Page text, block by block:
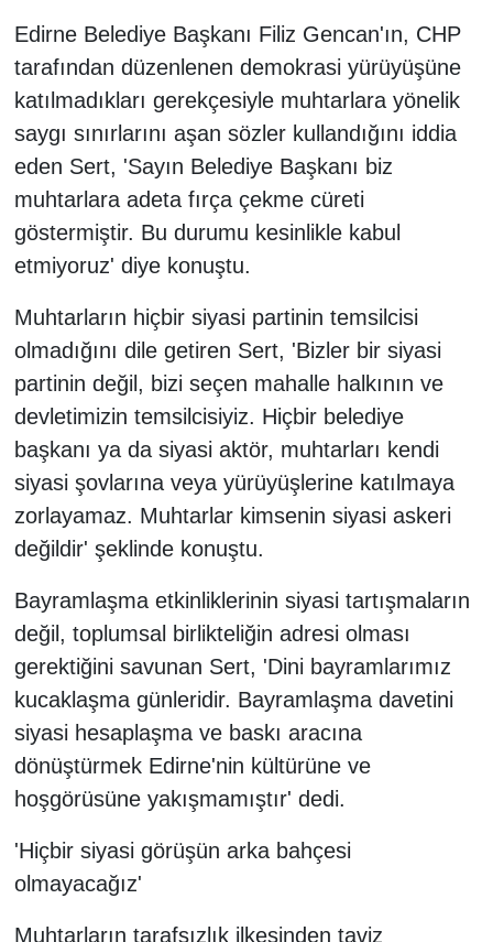
Edirne Belediye Başkanı Filiz Gencan'ın, CHP
tarafından düzenlenen demokrasi yürüyüşüne
katılmadıkları gerekçesiyle muhtarlara yönelik
saygı sınırlarını aşan sözler kullandığını iddia
eden Sert, 'Sayın Belediye Başkanı biz
muhtarlara adeta fırça çekme cüreti
göstermiştir. Bu durumu kesinlikle kabul
etmiyoruz' diye konuştu.
Muhtarların hiçbir siyasi partinin temsilcisi
olmadığını dile getiren Sert, 'Bizler bir siyasi
partinin değil, bizi seçen mahalle halkının ve
devletimizin temsilcisiyiz. Hiçbir belediye
başkanı ya da siyasi aktör, muhtarları kendi
siyasi şovlarına veya yürüyüşlerine katılmaya
zorlayamaz. Muhtarlar kimsenin siyasi askeri
değildir' şeklinde konuştu.
Bayramlaşma etkinliklerinin siyasi tartışmaların
değil, toplumsal birlikteliğin adresi olması
gerektiğini savunan Sert, 'Dini bayramlarımız
kucaklaşma günleridir. Bayramlaşma davetini
siyasi hesaplaşma ve baskı aracına
dönüştürmek Edirne'nin kültürüne ve
hoşgörüsüne yakışmamıştır' dedi.
'Hiçbir siyasi görüşün arka bahçesi
olmayacağız'
Muhtarların tarafsızlık ilkesinden taviz